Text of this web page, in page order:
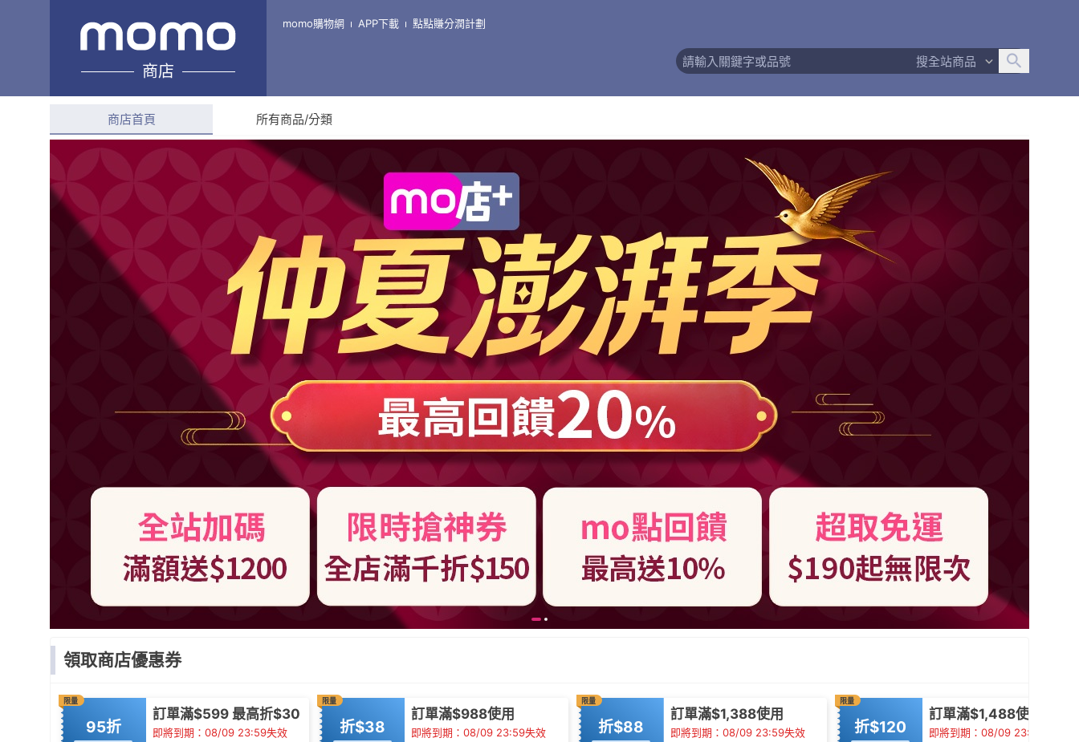
商店
momo購物網 APP下載 點點賺分潤計劃
搜全站商品
white studio
綜合評分 商店簡介 退換貨須知
商店首頁 所有商品/分類
領取商店優惠券
限量
95折
訂單滿$599 最高折$30
即將到期：08/09 23:59失效
限量
折$38
訂單滿$988使用
即將到期：08/09 23:59失效
限量
折$88
訂單滿$1,388使用
即將到期：08/09 23:59失效
限量
折$120
訂單滿$1,488使用
即將到期：08/09 23:59失效